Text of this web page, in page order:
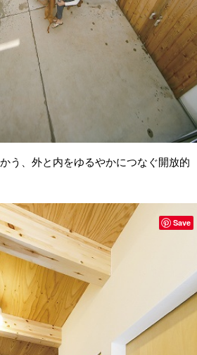
う、外と内をゆるやかにつなぐ開放的
Save